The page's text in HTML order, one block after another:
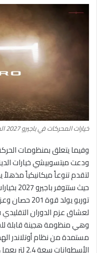
خيارات المحركات في باجيرو 2027 الجديدة تودع الديزل التقليدي
وفيما يتعلق بمنظومات
ودعت ميتسوبيشي خيارات
لتقدم تنوعاً ميكانيكياً مذهلاً
لعشاق عزم الدوران التقليدي
مستمدة من نظام أوتلاندر